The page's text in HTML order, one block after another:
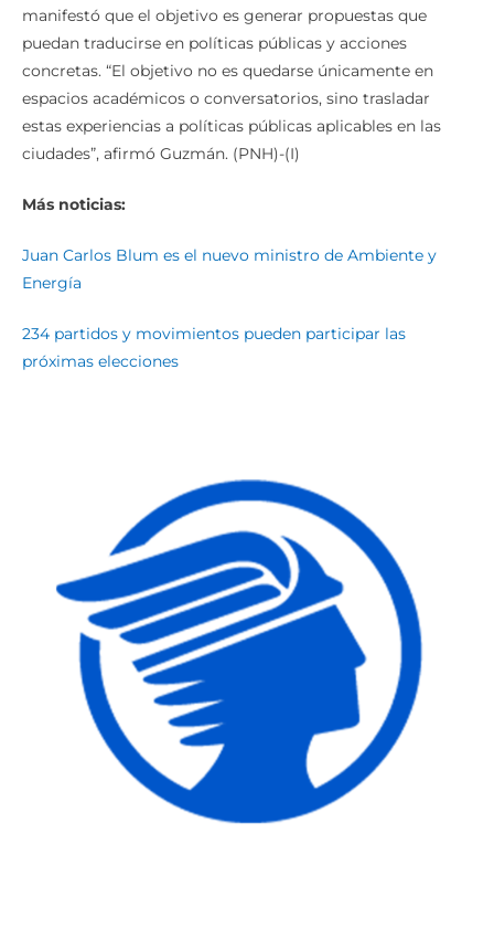
manifestó que el objetivo es generar propuestas que
puedan traducirse en políticas públicas y acciones
concretas. “El objetivo no es quedarse únicamente en
espacios académicos o conversatorios, sino trasladar
estas experiencias a políticas públicas aplicables en las
ciudades”, afirmó Guzmán. (PNH)-(I)
Más noticias:
Juan Carlos Blum es el nuevo ministro de Ambiente y
Energía
234 partidos y movimientos pueden participar las
próximas elecciones